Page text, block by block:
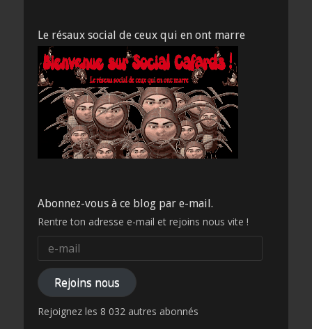
Le résaux social de ceux qui en ont marre
Abonnez-vous à ce blog par e-mail.
Rentre ton adresse e-mail et rejoins nous vite !
mail
Rejoins nous
Rejoignez les 8 032 autres abonnés